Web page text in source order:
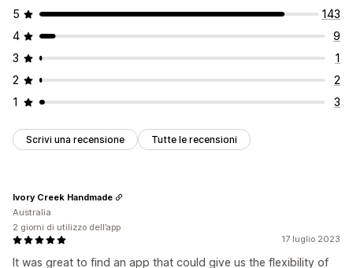
5
143
4
9
3
1
2
2
1
3
Scrivi una recensione Tutte le recensioni
17 luglio 2023
It was great to find an app that could give us the flexibility of
Ivory Creek Handmade
Australia
2 giorni di utilizzo dell’app